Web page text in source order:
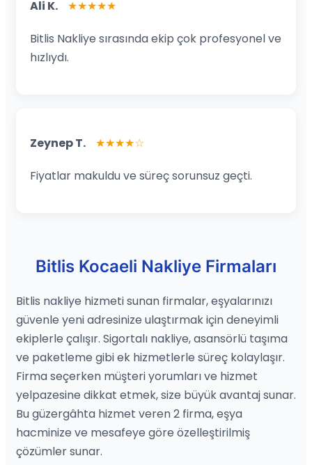
Ali K. ★★★★★
Bitlis Nakliye sırasında ekip çok profesyonel ve
hızlıydı.
Zeynep T. ★★★★☆
Fiyatlar makuldu ve süreç sorunsuz geçti.
Bitlis Kocaeli Nakliye Firmaları
Bitlis nakliye hizmeti sunan firmalar, eşyalarınızı
güvenle yeni adresinize ulaştırmak için deneyimli
ekiplerle çalışır. Sigortalı nakliye, asansörlü taşıma
ve paketleme gibi ek hizmetlerle süreç kolaylaşır.
Firma seçerken müşteri yorumları ve hizmet
yelpazesine dikkat etmek, size büyük avantaj sunar.
Bu güzergâhta hizmet veren 2 firma, eşya
hacminize ve mesafeye göre özelleştirilmiş
çözümler sunar.